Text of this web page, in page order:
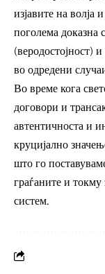
изјавите на
поголема доказна
(веродостојност)
во одредени
Во време кога
договори и
автентичноста и
круцијално
што го
граѓаните и токму
систем.